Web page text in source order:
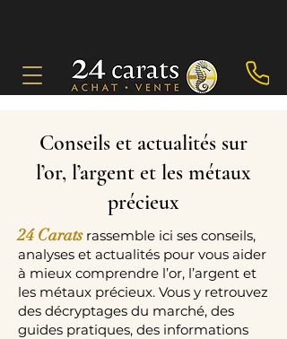
Conseils et actualités sur
l’or, l’argent et les métaux
précieux
24 Caratsrassemble ici ses conseils,
analyses et actualités pour vous aider
à mieux comprendre l’or, l’argent et
les métaux précieux. Vous y retrouvez
des décryptages du marché, des
guides pratiques, des informations